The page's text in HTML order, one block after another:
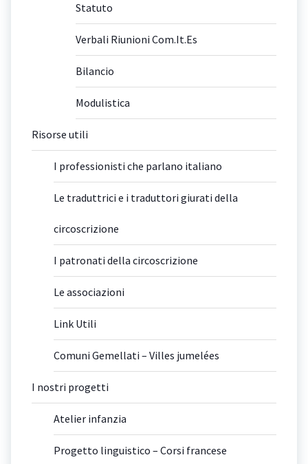
Statuto
Verbali Riunioni Com.It.Es
Bilancio
Modulistica
Risorse utili
I professionisti che parlano italiano
Le traduttrici e i traduttori giurati della
circoscrizione
I patronati della circoscrizione
Le associazioni
Link Utili
Comuni Gemellati – Villes jumelées
I nostri progetti
Atelier infanzia
Progetto linguistico – Corsi francese